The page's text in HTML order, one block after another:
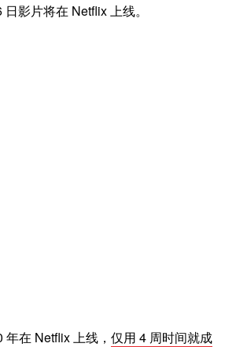
影片将在 Netflix 上线。
年在 Netflix 上线， 仅用 4 周时间就成